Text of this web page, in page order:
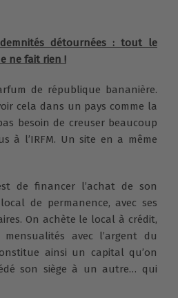
détournées : tout le
ne fait rien !
de république bananière.
cela dans un pays comme la
besoin de creuser beaucoup
à l’IRFM. Un site en a même
de financer l’achat de son
de permanence, avec ses
On achète le local à crédit,
avec l’argent du
ainsi un capital qu’on
son siège à un autre… qui